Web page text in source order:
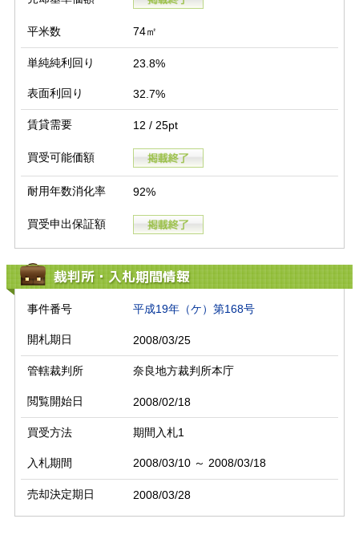
平米数 74㎡
単純純利回り 23.8%
表面利回り 32.7%
賃貸需要 12 / 25pt
買受可能価額
耐用年数消化率 92%
買受申出保証額
裁判所・入札期間情報
事件番号 平成19年（ケ）第168号
開札期日 2008/03/25
管轄裁判所 奈良地方裁判所本庁
閲覧開始日 2008/02/18
買受方法 期間入札1
入札期間 2008/03/10 ～ 2008/03/18
売却決定期日 2008/03/28